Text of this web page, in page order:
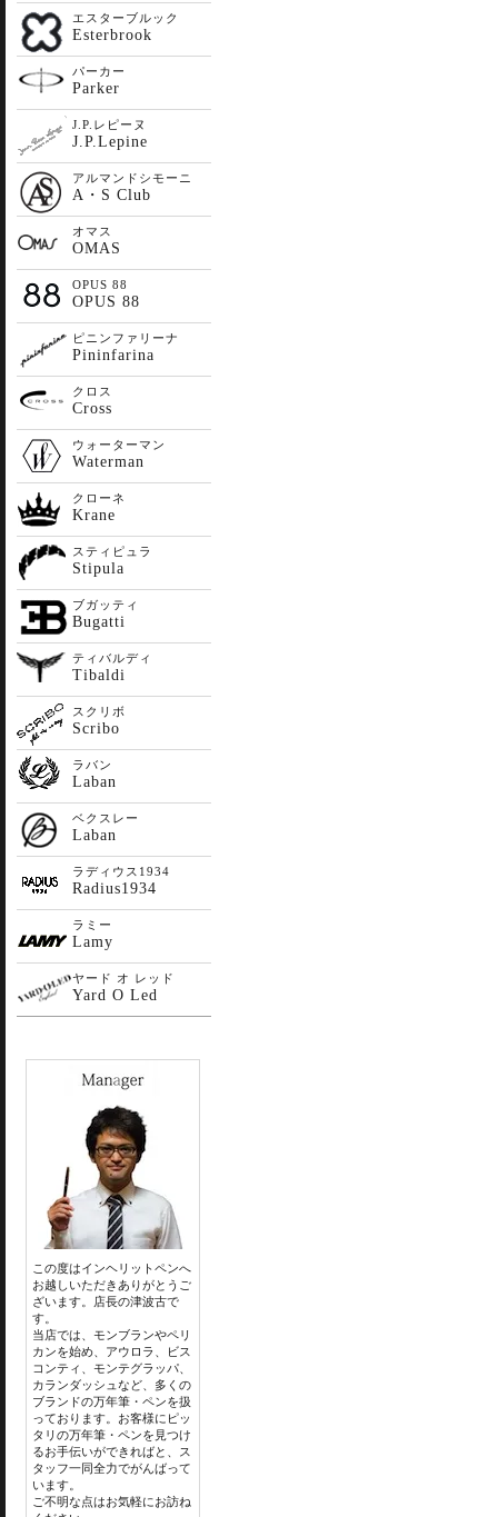
エスターブルック
Esterbrook
パーカー
Parker
J.P.レピーヌ
J.P.Lepine
アルマンドシモーニ
A・S Club
オマス
OMAS
OPUS 88
OPUS 88
ピニンファリーナ
Pininfarina
クロス
Cross
ウォーターマン
Waterman
クローネ
Krane
スティピュラ
Stipula
ブガッティ
Bugatti
ティバルディ
Tibaldi
スクリボ
Scribo
ラバン
Laban
ベクスレー
Laban
ラディウス1934
Radius1934
ラミー
Lamy
ヤード オ レッド
Yard O Led
この度はインヘリットペンへ
お越しいただきありがとうご
ざいます。店長の津波古で
す。
当店では、モンブランやペリ
カンを始め、アウロラ、ビス
コンティ、モンテグラッパ、
カランダッシュなど、多くの
ブランドの万年筆・ペンを扱
っております。お客様にピッ
タリの万年筆・ペンを見つけ
るお手伝いができればと、ス
タッフ一同全力でがんばって
います。
ご不明な点はお気軽にお訪ね